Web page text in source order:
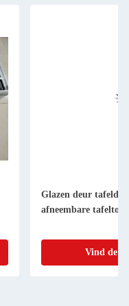
Glazen deur
afneembare tafeltop
Vind de